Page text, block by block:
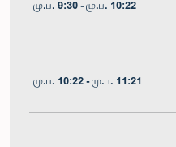
மு.ப. 9:30 - மு.ப. 10:22
மு.ப. 10:22 - மு.ப. 11:21